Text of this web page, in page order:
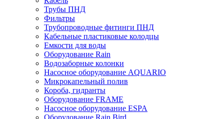
Трубы ПНД
Фильтры
Трубопроводные фитинги ПНД
Кабельные пластиковые колодцы
Емкости для воды
Оборудование Rain
Водозаборные колонки
Насосное оборудование AQUARIO
Микрокапельный полив
Короба, гидранты
Оборудование FRAME
Насосное оборудование ESPA
Оборудование Rain Bird